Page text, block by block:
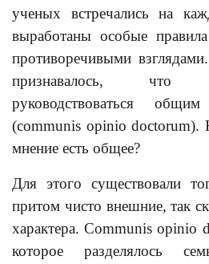
ученых встречались на
выработаны особые
противоречивыми
признавалось,
руководствоваться
(communis opinio doctorum).
мнение есть общее?
Для этого существовали
притом чисто внешние, так
характера. Communis opinio
которое разделялось